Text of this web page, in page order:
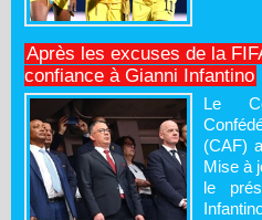
Après les excuses de la
confiance à Gianni Infantino
Le
(CAF)
Mise à
le